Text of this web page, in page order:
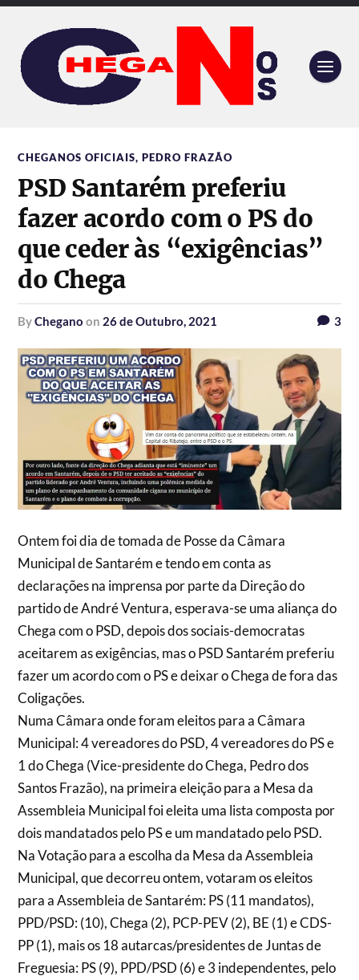
CHEGANOS OFICIAIS,PEDRO FRAZÃO
PSD Santarém preferiu
fazer acordo com o PS do
que ceder às “exigências”
do Chega
byChegano on 26 de Outubro, 2021 3
Ontem foi dia de tomada de Posse da Câmara
Municipal de Santarém e tendo em conta as
declarações na imprensa por parte da Direção do
partido de André Ventura, esperava-se uma aliança do
Chega com o PSD, depois dos sociais-democratas
aceitarem as exigências, mas o PSD Santarém preferiu
fazer um acordo com o PS e deixar o Chega de fora das
Coligações.
Numa Câmara onde foram eleitos para a Câmara
Municipal: 4 vereadores do PSD, 4 vereadores do PS e
1 do Chega (Vice-presidente do Chega, Pedro dos
Santos Frazão), na primeira eleição para a Mesa da
Assembleia Municipal foi eleita uma lista composta por
dois mandatados pelo PS e um mandatado pelo PSD.
Na Votação para a escolha da Mesa da Assembleia
Municipal, que decorreu ontem, votaram os eleitos
para a Assembleia de Santarém: PS (11 mandatos),
PPD/PSD: (10), Chega (2), PCP-PEV (2), BE (1) e CDS-
PP (1), mais os 18 autarcas/presidentes de Juntas de
Freguesia: PS (9), PPD/PSD (6) e 3 independentes, pelo